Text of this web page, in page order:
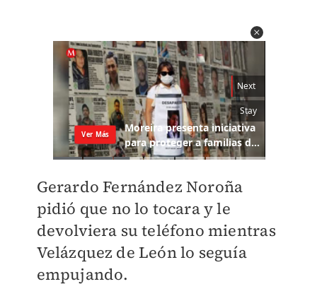
Gerardo Fernández Noroña
pidió que no lo tocara y le
devolviera su teléfono mientras
Velázquez de León lo seguía
empujando.